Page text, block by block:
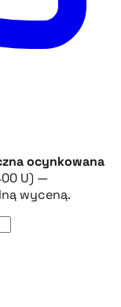
ocynkowana
U) —
wyceną.